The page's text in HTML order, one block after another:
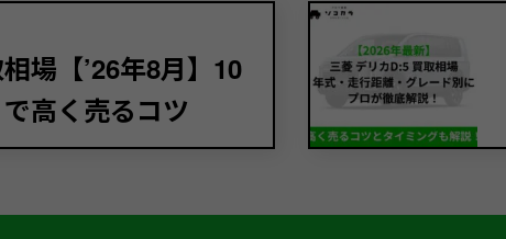
場【’26年8月】10
高く売るコツ